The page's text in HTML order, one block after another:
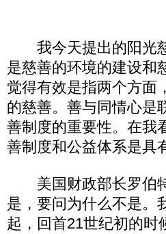
我今天提出的阳光慈
是慈善的环境的建设和
觉得有效是指两个方面
的慈善。善与同情心是
善制度的重要性。在我
善制度和公益体系是具
美国财政部长罗伯特
是，要问为什么不是。
起，回首21世纪初的时